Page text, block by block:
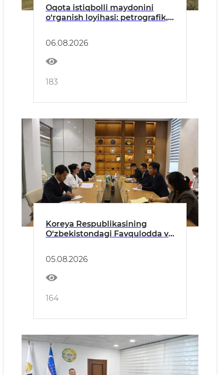
Oqota istiqbolli maydonini
o‘rganish loyihasi: petrografik,
ishlari olib borildi
06.08.2026
183
Koreya Respublikasining
O‘zbekistondagi Favqulodda va
05.08.2026
164